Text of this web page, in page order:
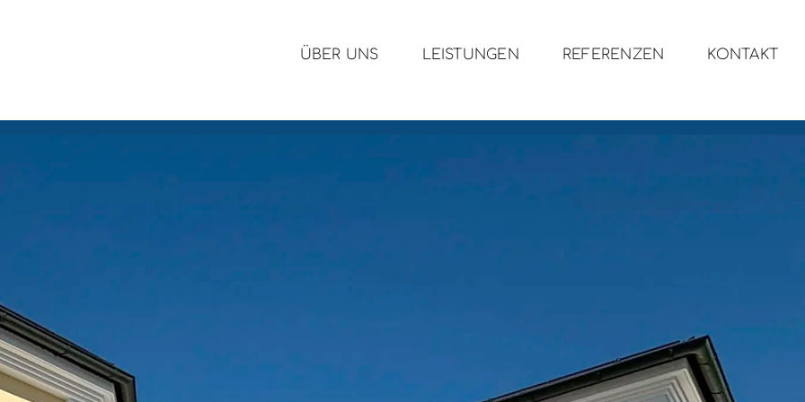
ÜBER UNS LEISTUNGEN REFERENZEN KONTAKT